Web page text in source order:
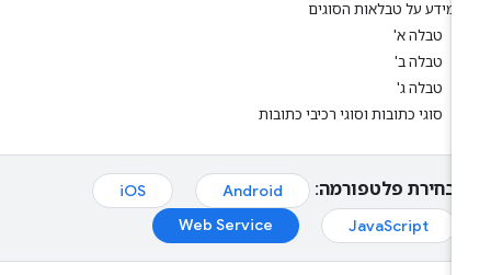
מידע על טבלאות הסוגים
טבלה א'
טבלה ב'
טבלה ג'
סוגי כתובות וסוגי רכיבי כתובות
בחירת פלטפורמה: Android
iOS
JavaScript
Web Service